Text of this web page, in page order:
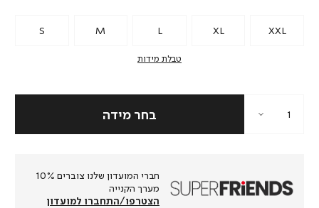
S M L XL XXL
טבלת מידות
חברי המועדון שלנו צוברים 10%
מערך הקנייה
הצטרפו/התחברו למועדון